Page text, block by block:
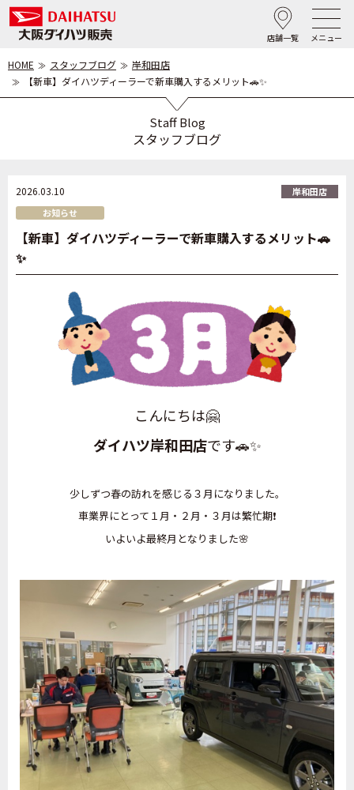
店舗一覧 メニュー
HOME スタッフブログ
岸和田店
【新車】ダイハツディーラーで新車購入するメリット🚗✨
Staff Blog
スタッフブログ
2026.03.10
岸和田店
お知らせ
【新車】ダイハツディーラーで新車購入するメリット🚗
✨
こんにちは🤗
ダイハツ岸和田店です🚗✨
少しずつ春の訪れを感じる３月になりました。
車業界にとって１月・２月・３月は繁忙期❗
いよいよ最終月となりました🌸